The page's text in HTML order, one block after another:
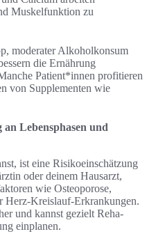
Muskelfunktion zu
moderater Alkoholkonsum
die Ernährung
Patient*innen profitieren
von Supplementen wie
an Lebensphasen und
ist eine Risikoeinschätzung
oder deinem Hausarzt,
wie Osteoporose,
Herz-Kreislauf-Erkrankungen.
und kannst gezielt Reha-
einplanen.